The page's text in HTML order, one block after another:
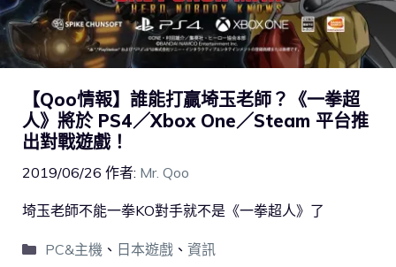
【Qoo情報】誰能打贏埼玉老師？《一拳超
人》將於 PS4／Xbox One／Steam 平台推
出對戰遊戲！
2019/06/26 作者: Mr. Qoo
埼玉老師不能一拳KO對手就不是《一拳超人》了
PC&主機 、 日本遊戲、 資訊